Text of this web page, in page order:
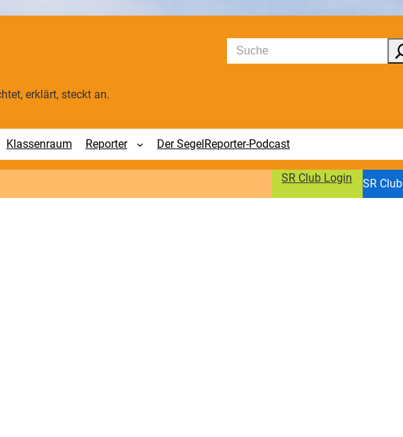
Suchen
erklärt, steckt an.
Klassenraum Reporter Der SegelReporter-Podcast
SR Club Login SR Club